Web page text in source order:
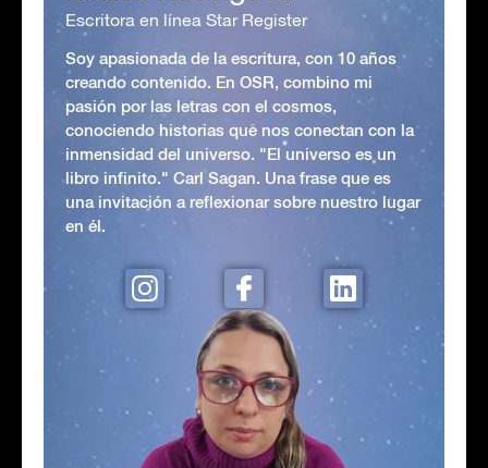
Escritora en línea Star Register
Soy apasionada de la escritura, con 10 años
creando contenido. En OSR, combino mi
pasión por las letras con el cosmos,
conociendo historias que nos conectan con la
inmensidad del universo. "El universo es un
libro infinito." Carl Sagan. Una frase que es
una invitación a reflexionar sobre nuestro lugar
en él.